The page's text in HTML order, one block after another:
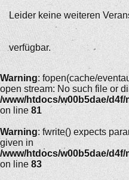
Leider keine weiteren
verfügbar.
Warning: fopen(cache/
open stream: No such file or
/www/htdocs/w00b5dae/
on line 81
Warning: fwrite() expects
given in
/www/htdocs/w00b5dae/
on line 83